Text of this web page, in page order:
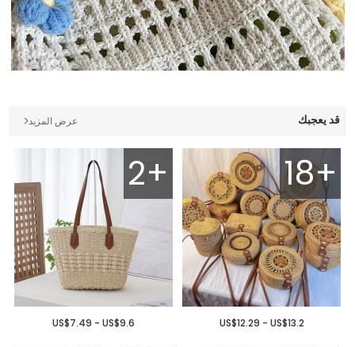
قد يعجبك عرض المزيد
18+
US$12.29 - US$13.2
2+
US$7.49 - US$9.6